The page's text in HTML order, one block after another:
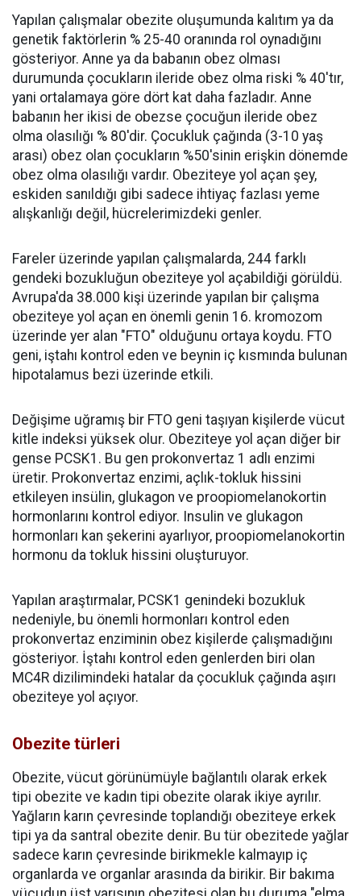
Yapılan çalışmalar obezite oluşumunda kalıtım ya da
genetik faktörlerin % 25-40 oranında rol oynadığını
gösteriyor. Anne ya da babanın obez olması
durumunda çocukların ileride obez olma riski % 40'tır,
yani ortalamaya göre dört kat daha fazladır. Anne
babanın her ikisi de obezse çocuğun ileride obez
olma olasılığı % 80'dir. Çocukluk çağında (3-10 yaş
arası) obez olan çocukların %50'sinin erişkin dönemde
obez olma olasılığı vardır. Obeziteye yol açan şey,
eskiden sanıldığı gibi sadece ihtiyaç fazlası yeme
alışkanlığı değil, hücrelerimizdeki genler.
Fareler üzerinde yapılan çalışmalarda, 244 farklı
gendeki bozukluğun obeziteye yol açabildiği görüldü.
Avrupa'da 38.000 kişi üzerinde yapılan bir çalışma
obeziteye yol açan en önemli genin 16. kromozom
üzerinde yer alan "FTO" olduğunu ortaya koydu. FTO
geni, iştahı kontrol eden ve beynin iç kısmında bulunan
hipotalamus bezi üzerinde etkili.
Değişime uğramış bir FTO geni taşıyan kişilerde vücut
kitle indeksi yüksek olur. Obeziteye yol açan diğer bir
gense PCSK1. Bu gen prokonvertaz 1 adlı enzimi
üretir. Prokonvertaz enzimi, açlık-tokluk hissini
etkileyen insülin, glukagon ve proopiomelanokortin
hormonlarını kontrol ediyor. Insulin ve glukagon
hormonları kan şekerini ayarlıyor, proopiomelanokortin
hormonu da tokluk hissini oluşturuyor.
Yapılan araştırmalar, PCSK1 genindeki bozukluk
nedeniyle, bu önemli hormonları kontrol eden
prokonvertaz enziminin obez kişilerde çalışmadığını
gösteriyor. İştahı kontrol eden genlerden biri olan
MC4R dizilimindeki hatalar da çocukluk çağında aşırı
obeziteye yol açıyor.
Obezite türleri
Obezite, vücut görünümüyle bağlantılı olarak erkek
tipi obezite ve kadın tipi obezite olarak ikiye ayrılır.
Yağların karın çevresinde toplandığı obeziteye erkek
tipi ya da santral obezite denir. Bu tür obezitede yağlar
sadece karın çevresinde birikmekle kalmayıp iç
organlarda ve organlar arasında da birikir. Bir bakıma